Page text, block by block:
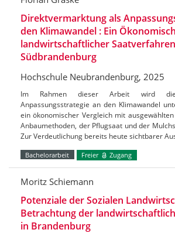
Direktvermarktung als
den Klimawandel : Ein
landwirtschaftlicher
Südbrandenburg
Hochschule Neubrandenburg, 2025
Im Rahmen dieser Arbeit wird
Anpassungsstrategie an den Klimawandel
ein ökonomischer Vergleich mit
Anbaumethoden, der Pflugsaat und der
Zur Verdeutlichung bereits heute sichtbarer
Bachelorarbeit Freier Zugang
Moritz Schiemann
Potenziale der Sozialen
Betrachtung der
in Brandenburg